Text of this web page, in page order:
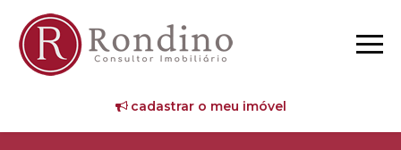
cadastrar o meu imóvel